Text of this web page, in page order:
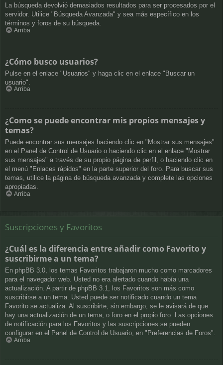
La búsqueda devolvió demasiados resultados para ser procesados por el
servidor. Utilice "Búsqueda Avanzada" y sea más específico en los
términos y foros de su búsqueda.
Arriba
¿Cómo busco usuarios?
Pulse en el enlace "Usuarios" y haga clic en el enlace "Buscar un
usuario".
Arriba
¿Como se puede encontrar mis propios mensajes y
temas?
Puede encontrar sus mensajes haciendo clic en "Mostrar sus mensajes"
en el Panel de Control de Usuario o haciendo clic en el enlace "Mostrar
sus mensajes" a través de su propio página de perfil, o haciendo clic en
el menú "Enlaces rápidos" en la parte superior del foro. Para buscar sus
temas, utilice la página de búsqueda avanzada y complete las opciones
apropiadas.
Arriba
Suscripciones y Favoritos
¿Cuál es la diferencia entre añadir como Favorito y
suscribirme a un tema?
En phpBB 3.0, los temas Favoritos trabajaron mucho como marcadores
para el navegador web. Usted no era alertado cuando había una
actualización. A partir de phpBB 3.1, los Favoritos son más como
suscribirse a un tema. Usted puede ser notificado cuando un tema
Favorito se actualiza. Al suscribirte, sin embargo, se le avisará de que
hay una actualización de un tema, o foro en el propio foro. Las opciones
de notificación para los Favoritos y las suscripciones se pueden
configurar en el Panel de Control de Usuario, en "Preferencias de Foros".
Arriba